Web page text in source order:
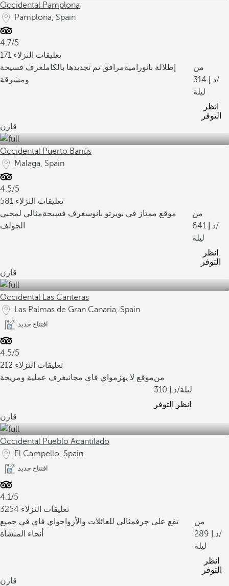
Occidental Pamplona
Pamplona, Spain
4.7/5
171 تعليقات النزلاء
إطلالة بانوراميةمرافق تم تجديدها بالكاملغرف فسيحة
ومشرقة
من
314
/
ليلة
انظر
التوفر
قارن
Occidental Puerto Banús
Malaga, Spain
4.5/5
581 تعليقات النزلاء
موقع ممتاز في بويرتو بانوسغرف فسيحةمثالي لمحبي
الجولف
من
641
/
ليلة
انظر
التوفر
قارن
Occidental Las Canteras
Las Palmas de Gran Canaria, Spain
افتتاح جديد
4.5/5
212 تعليقات النزلاء
موقع لا يهزمواي فاي مجانيغرف عملية ومريحة
من
310
/ليلة
انظر التوفر
قارن
Occidental Pueblo Acantilado
El Campello, Spain
افتتاح جديد
4.1/5
3254 تعليقات النزلاء
تقع على جرفمثالي للعائلات والأزواجواي فاي في جميع
أنحاء المنشأة
من
289
/
ليلة
انظر
التوفر
قارن